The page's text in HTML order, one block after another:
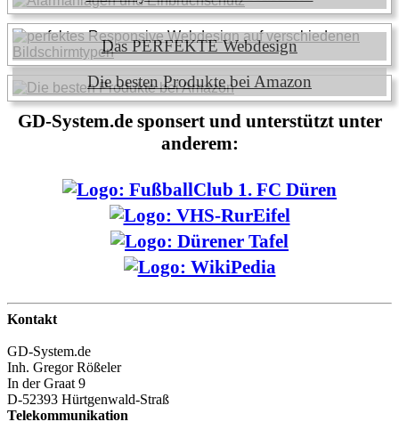
Das PERFEKTE Webdesign
Die besten Produkte bei Amazon
GD-System.de sponsert und unterstützt unter
anderem:
Kontakt
GD-System.de
Inh. Gregor Rößeler
In der Graat 9
D-52393 Hürtgenwald-Straß
Telekommunikation